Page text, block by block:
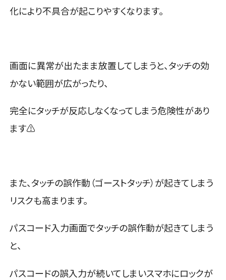
化により不具合が起こりやすくなります。
画面に異常が出たまま放置してしまうと、タッチの効
かない範囲が広がったり、
完全にタッチが反応しなくなってしまう危険性があり
ます⚠
また、タッチの誤作動（ゴーストタッチ）が起きてしまう
リスクも高まります。
パスコード入力画面でタッチの誤作動が起きてしまう
と、
パスコードの誤入力が続いてしまいスマホにロックが